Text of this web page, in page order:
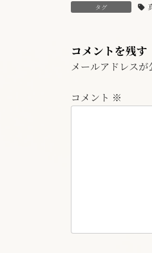
タグ
コメントを残す
メールアドレスが
コメント ※